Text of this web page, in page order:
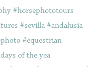
of the yea